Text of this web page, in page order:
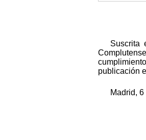
Suscrita
publicación
Madrid,